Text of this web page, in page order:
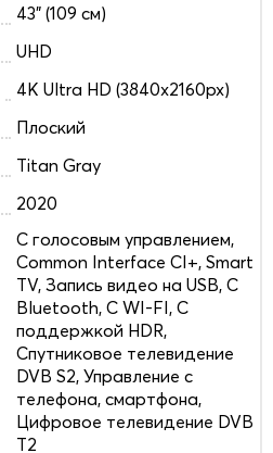
43" (109 см)
UHD
4K Ultra HD (3840x2160px)
Плоский
Titan Gray
2020
C голосовым управлением,
Common Interface CI+, Smart
TV, Запись видео на USB, С
Bluetooth, С WI-FI, С
поддержкой HDR,
Спутниковое телевидение
DVB S2, Управление с
телефона, смартфона,
Цифровое телевидение DVB
T2